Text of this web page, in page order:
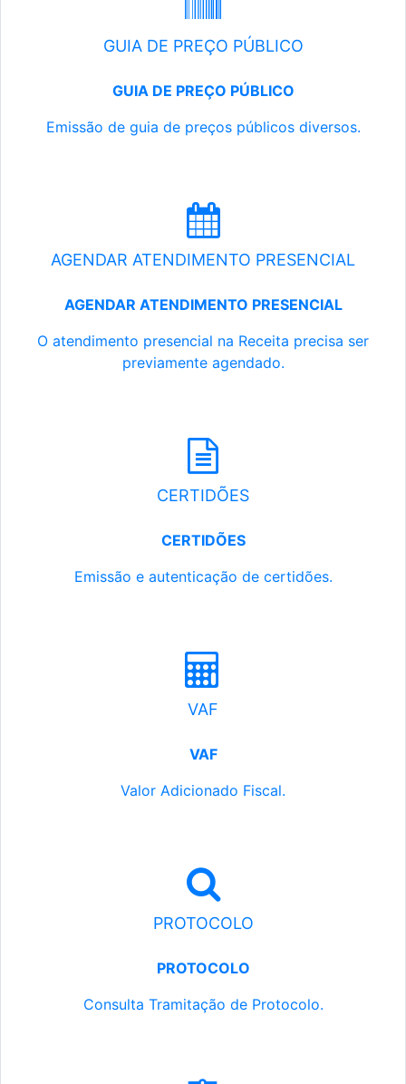
GUIA DE PREÇO PÚBLICO
GUIA DE PREÇO PÚBLICO
Emissão de guia de preços públicos diversos.
AGENDAR ATENDIMENTO PRESENCIAL
AGENDAR ATENDIMENTO PRESENCIAL
O atendimento presencial na Receita precisa ser
previamente agendado.
CERTIDÕES
CERTIDÕES
Emissão e autenticação de certidões.
VAF
VAF
Valor Adicionado Fiscal.
PROTOCOLO
PROTOCOLO
Consulta Tramitação de Protocolo.